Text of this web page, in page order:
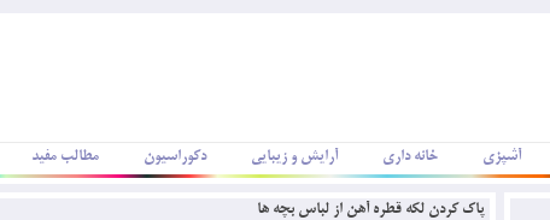
آشپزی خانه داری آرایش و زیبایی دکوراسیون مطالب مفید
پاک کردن لکه قطره آهن از لباس بچه ها